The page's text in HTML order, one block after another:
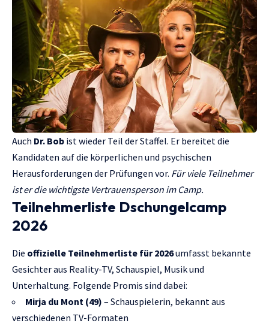
Auch Dr. Bob ist wieder Teil der Staffel. Er bereitet die
Kandidaten auf die körperlichen und psychischen
Herausforderungen der Prüfungen vor. Für viele Teilnehmer
ist er die wichtigste Vertrauensperson im Camp.
Teilnehmerliste Dschungelcamp
2026
Die offizielle Teilnehmerliste für 2026umfasst bekannte
Gesichter aus Reality-TV, Schauspiel, Musik und
Unterhaltung. Folgende Promis sind dabei:
Mirja du Mont (49) – Schauspielerin, bekannt aus
verschiedenen TV-Formaten